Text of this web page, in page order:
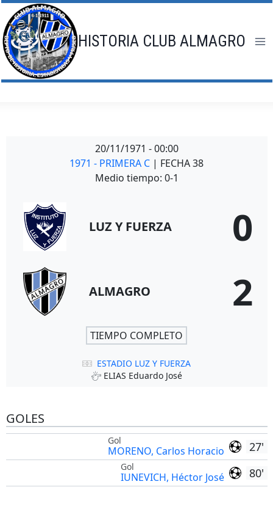
Saltar
al
contenido
HISTORIA CLUB ALMAGRO
20/11/1971 - 00:00
1971 - PRIMERA C | FECHA 38
Medio tiempo: 0-1
LUZ Y FUERZA 0
ALMAGRO 2
TIEMPO COMPLETO
ESTADIO LUZ Y FUERZA
ELIAS Eduardo José
GOLES
27'
Gol
MORENO, Carlos Horacio
80'
Gol
IUNEVICH, Héctor José